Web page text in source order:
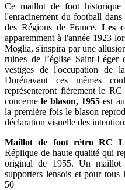
Ce maillot de foot
l'enracinement du football
des Régions de France.Les
apparemment à l'année 1923
Moglia, s'inspira par une
ruines de l’église Saint-Léger
vestiges de l'occupation de
Dorénavant ces mêmes
représenteront fièrement le
concernele blason, 1955 est
la première fois le blason
déclaration visuelle des
Maillot de foot rétro RC
Réplique de haute qualité qui
original de 1955. Un
supporters lensois et pour tous
50